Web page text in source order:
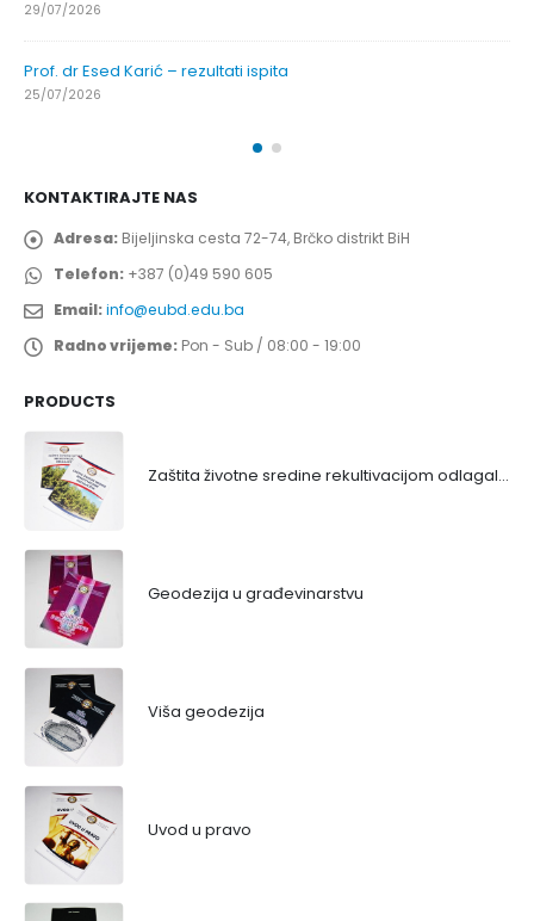
29/07/2026
Prof. dr Esed Karić – rezultati ispita
25/07/2026
KONTAKTIRAJTE NAS
Adresa: Bijeljinska cesta 72-74, Brčko distrikt BiH
Telefon: +387 (0)49 590 605
Email:info@eubd.edu.ba
Radno vrijeme: Pon - Sub / 08:00 - 19:00
PRODUCTS
Zaštita životne sredine rekultivacijom odlagališta
Geodezija u građevinarstvu
Viša geodezija
Uvod u pravo